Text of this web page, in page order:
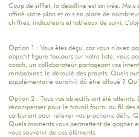
Coup de sifflet, la deadline est arrivée. Mois
affiné votre plan et mis en place de
chiffres, indicateurs et tableaux de suivi.
Option 1 : Vous êtes déçu, car vous n’avez
objectif figure toujours sur votre liste, vous
coach, un collaborateur partageant vos
rembobinez le déroulé des projets. Quels
supplémentaire aurait-il dû être alloué ?
Option 2 : Tous vos objectifs ont été atteints.
récompenser pour le travail fourni au fil des
carburant pour relever vos prochains défis.
Quels moments vous permettent de gagner
vous souvenir de ces éléments.